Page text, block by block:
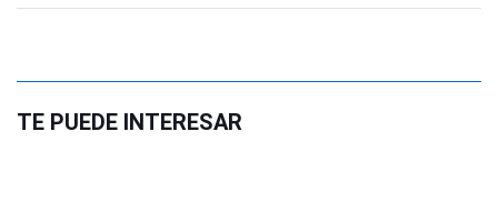
TE PUEDE INTERESAR